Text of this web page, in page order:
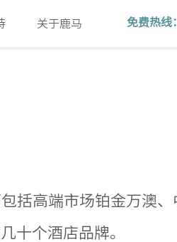
关于鹿马 免费热线
括高端市场铂金万澳
十个酒店品牌。